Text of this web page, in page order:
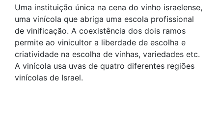
Uma instituição única na cena do vinho israelense,
uma vinícola que abriga uma escola profissional
de vinificação. A coexistência dos dois ramos
permite ao vinicultor a liberdade de escolha e
criatividade na escolha de vinhas, variedades etc.
A vinícola usa uvas de quatro diferentes regiões
vinícolas de Israel.